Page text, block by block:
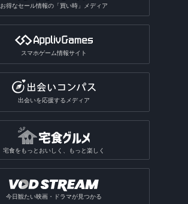
お得なセール情報の「買い時」メディア
スマホゲーム情報サイト
出会いを応援するメディア
宅食をもっとおいしく、もっと楽しく
今日観たい映画・ドラマが見つかる